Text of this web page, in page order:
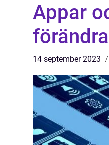
Appar
14 september 2023